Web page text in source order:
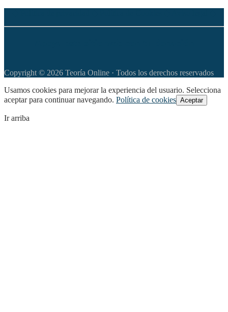
Copyright © 2026 Teoría Online · Todos los derechos reservados
Usamos cookies para mejorar la experiencia del usuario. Selecciona
aceptar para continuar navegando. Política de cookies Aceptar
Ir arriba